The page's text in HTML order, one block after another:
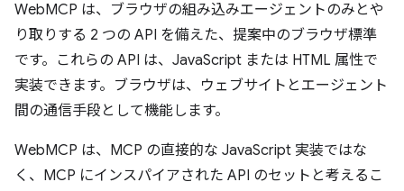
WebMCP は、ブラウザの組み込みエージェントのみとや
り取りする 2 つの API を備えた、提案中のブラウザ標準
です。これらの API は、JavaScript または HTML 属性で
実装できます。ブラウザは、ウェブサイトとエージェント
間の通信手段として機能します。
WebMCP は、MCP の直接的な JavaScript 実装ではな
く、MCP にインスパイアされた API のセットと考えるこ